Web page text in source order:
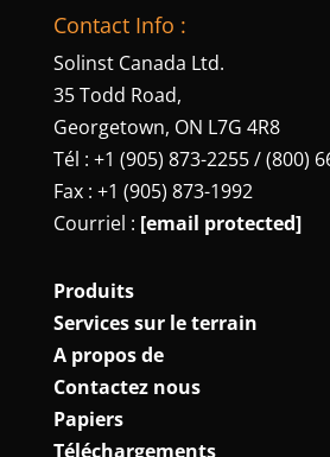
Contact Info :
Solinst Canada Ltd.
35 Todd Road,
Georgetown, ON L7G 4R8
Tél : +1 (905) 873-2255 / (800)
Fax : +1 (905) 873-1992
Courriel : [email protected]
Produits
Services sur le terrain
A propos de
Contactez nous
Papiers
Téléchargements